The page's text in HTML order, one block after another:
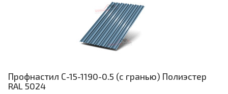
Профнастил С-15-1190-0.5 (с гранью) Полиэстер
RAL 5024